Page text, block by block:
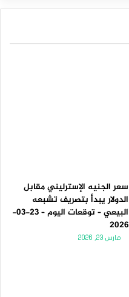
سعر الجنيه الإسترليني مقابل
الدولار يبدأ بتصريف تشبعه
البيعي – توقعات اليوم – 23-03-
2026
مارس 23, 2026